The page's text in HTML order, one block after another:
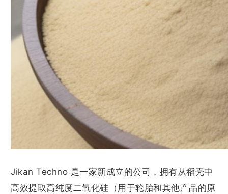
Jikan Techno 是一家新成立的公司，拥有从稻壳中
高效提取高纯度二氧化硅（用于轮胎和其他产品的原